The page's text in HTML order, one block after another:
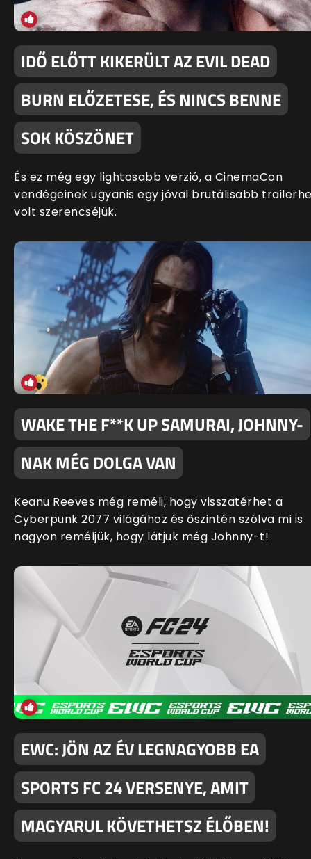
IDŐ ELŐTT KIKERÜLT AZ EVIL DEAD
BURN ELŐZETESE, ÉS NINCS BENNE
SOK KÖSZÖNET
És ez még egy lightosabb verzió, a CinemaCon
vendégeinek ugyanis egy jóval brutálisabb
volt szerencséjük.
WAKE THE F**K UP SAMURAI, JOHNNY-
NAK MÉG DOLGA VAN
Keanu Reeves még reméli, hogy visszatérhet a
Cyberpunk 2077 világához és őszintén szólva mi is
nagyon reméljük, hogy látjuk még Johnny-t!
EWC: JÖN AZ ÉV LEGNAGYOBB EA
SPORTS FC 24 VERSENYE, AMIT
MAGYARUL KÖVETHETSZ ÉLŐBEN!